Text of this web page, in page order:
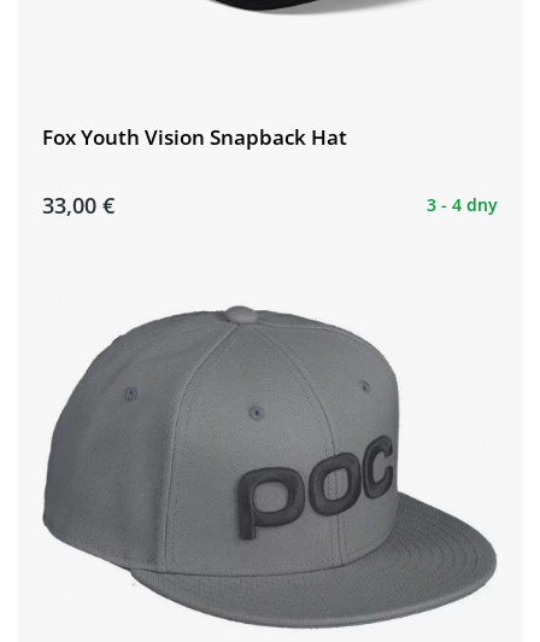
Fox Youth Vision Snapback Hat
33,00 € 3 - 4 dny